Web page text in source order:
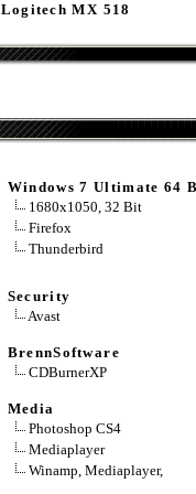
Logitech MX 518
Windows 7 Ultimate 64
1680x1050, 32 Bit
Firefox
Thunderbird
Security
Avast
BrennSoftware
CDBurnerXP
Media
Photoshop CS4
Mediaplayer
Winamp, Mediaplayer,